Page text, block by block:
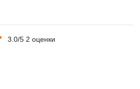
3.0/5 2 оценки